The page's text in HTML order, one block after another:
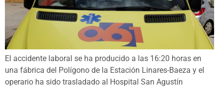
El accidente laboral se ha producido a las 16:20 horas en
una fábrica del Polígono de la Estación Linares-Baeza y el
operario ha sido trasladado al Hospital San Agustín